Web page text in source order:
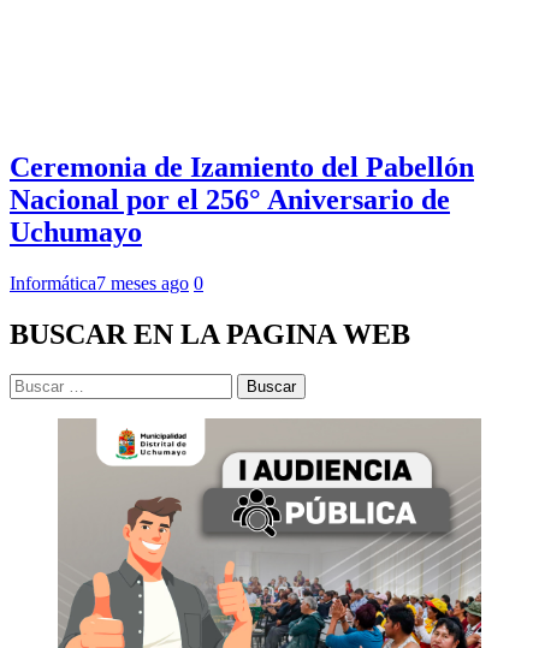
Ceremonia de Izamiento del Pabellón
Nacional por el 256° Aniversario de
Uchumayo
Informática7 meses ago 0
BUSCAR EN LA PAGINA WEB
Buscar: